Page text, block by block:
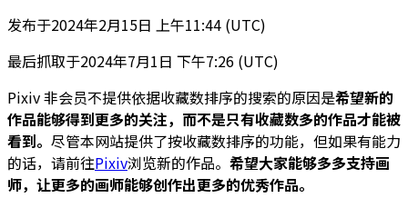
发布于2024年2月15日 上午11:44 (UTC)
最后抓取于2024年7月1日 下午7:26 (UTC)
Pixiv 非会员不提供依据收藏数排序的搜索的原因是希望新的
作品能够得到更多的关注，而不是只有收藏数多的作品才能被
看到。 尽管本网站提供了按收藏数排序的功能，但如果有能力
的话，请前往Pixiv浏览新的作品。 希望大家能够多多支持画
师，让更多的画师能够创作出更多的优秀作品。